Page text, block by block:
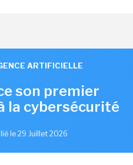
ARTIFICIELLE
son premier
la cybersécurité
le 29 Juillet 2026